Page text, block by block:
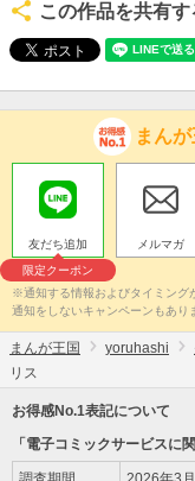
この作品を共有す
まん
友だち追加
限定クーポン
メルマガ
※通知する情報およびタイミング
通知をしないキャンペーンもあり
まんが王国 yoruhashi
リス
お得感No.1表記について
「電子コミックサービスに